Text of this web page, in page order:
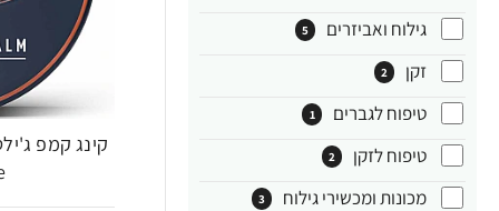
גילוח ואביזרים 5
זקן 2
טיפוח לגברים 1
טיפוח לזקן 2
מכונות ומכשירי גילוח 3